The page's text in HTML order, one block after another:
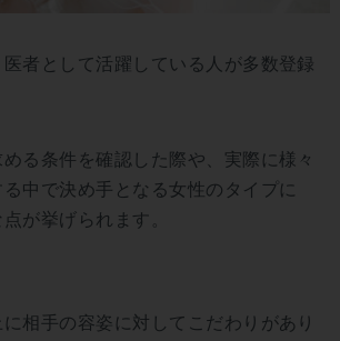
者として活躍している人が多数登録
る条件を確認した際や、実際に様々
中で決め手となる女性のタイプに
が挙げられます。
相手の容姿に対してこだわりがあり